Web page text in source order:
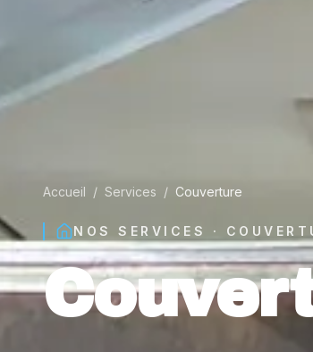
Accueil / Services / Couverture
NOS SERVICES ·